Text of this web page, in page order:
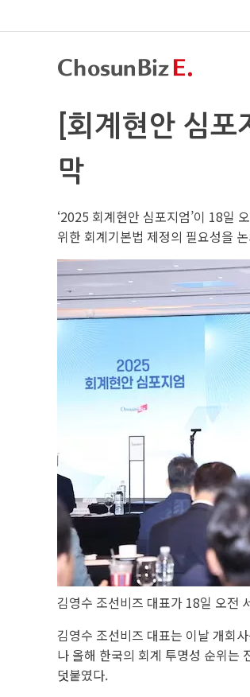
[회계현안 심
막
‘2025 회계현안 심포지엄’이 18일
위한 회계기본법 제정의 필요성을
김영수 조선비즈 대표가 18일 오전
김영수 조선비즈 대표는 이날 개회
나 올해 한국의 회계 투명성 순위는
덧붙였다.